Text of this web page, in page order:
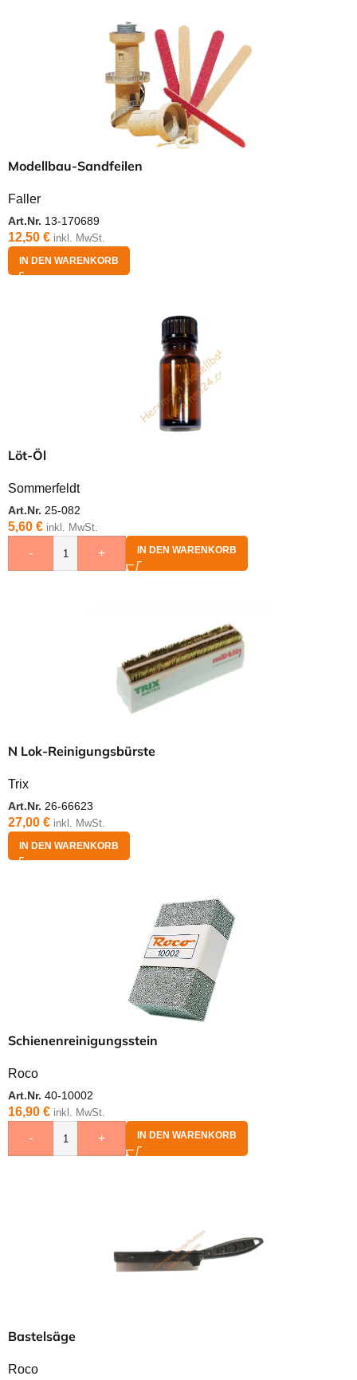
Modellbau-Sandfeilen
Faller
Art.Nr. 13-170689
12,50 € inkl. MwSt.
IN DEN WARENKORB
Löt-Öl
Sommerfeldt
Art.Nr. 25-082
5,60 € inkl. MwSt.
- + IN DEN WARENKORB
N Lok-Reinigungsbürste
Trix
Art.Nr. 26-66623
27,00 € inkl. MwSt.
IN DEN WARENKORB
Schienenreinigungsstein
Roco
Art.Nr. 40-10002
16,90 € inkl. MwSt.
- + IN DEN WARENKORB
Bastelsäge
Roco